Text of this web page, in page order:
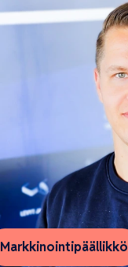
Markkinointipäällikkö